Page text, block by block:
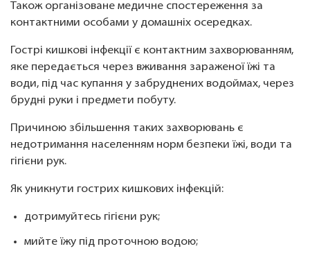
Також організоване медичне спостереження за
контактними особами у домашніх осередках.
Гострі кишкові інфекції є контактним захворюванням,
яке передається через вживання зараженої їжі та
води, під час купання у забруднених водоймах, через
брудні руки і предмети побуту.
Причиною збільшення таких захворювань є
недотримання населенням норм безпеки їжі, води та
гігієни рук.
Як уникнути гострих кишкових інфекцій:
дотримуйтесь гігієни рук;
мийте їжу під проточною водою;